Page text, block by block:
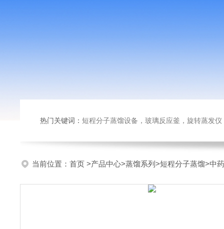
热门关键词： 短程分子蒸馏设备，玻璃反应釜，旋转蒸发
当前位置： 首页 >产品中心>蒸馏系列 >短程分子蒸馏>中